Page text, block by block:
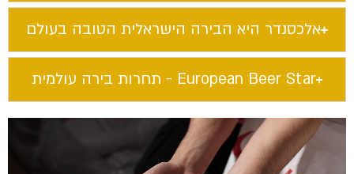
אלכסנדר היא הבירה הישראלית הטובה בעולם​
European Beer Star​ - תחרות בירה עולמית